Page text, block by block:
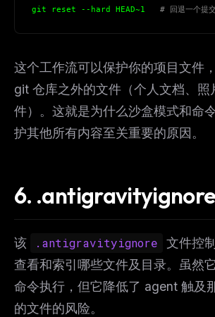
git reset --hard HEAD~1 # 回退一个提
这个工作流可以保护你的项目文件
git 仓库之外的文件（个人文档、照
件）。这就是为什么沙盒模式和命
护其他所有内容至关重要的原因。
6.
该 .antigravityignore
文件控
查看和索引哪些文件及目录。虽然
命令执行，但它降低了 agent 触及
的文件的风险。
Free · Weekly · 2 min read
The weekly digest for AI
Curated MCP picks, agent skills, rules,
workflow updates — one email, no noise.
Email address
Get the weekly digest
No spam. Unsubscribe in one
Maybe later